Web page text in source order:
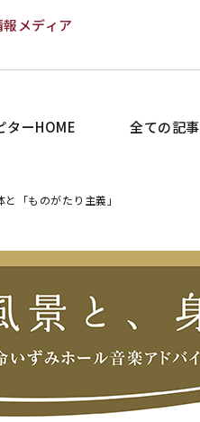
メディア
ターHOME 全ての記事
「ものがたり主義」